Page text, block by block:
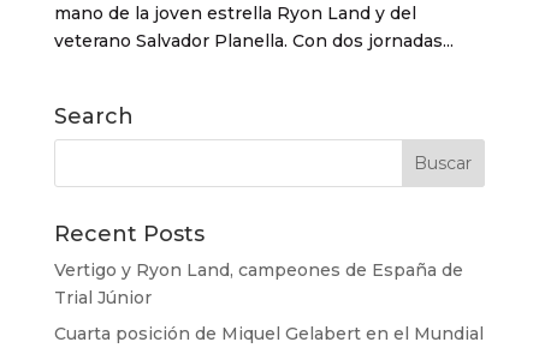
mano de la joven estrella Ryon Land y del
veterano Salvador Planella. Con dos jornadas...
Search
Recent Posts
Vertigo y Ryon Land, campeones de España de
Trial Júnior
Cuarta posición de Miquel Gelabert en el Mundial